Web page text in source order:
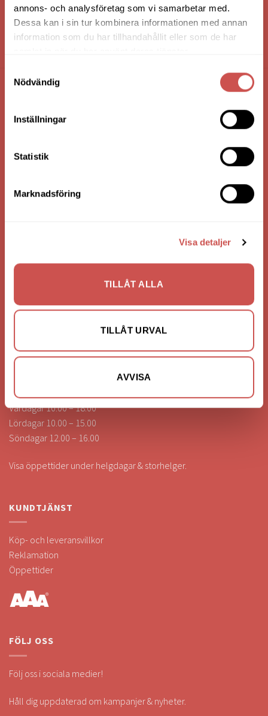
annons- och analysföretag som vi samarbetar med.
Dessa kan i sin tur kombinera informationen med annan
information som du har tillhandahållit eller som de har
Nödvändig
Inställningar
Statistik
Marknadsföring
Visa detaljer
TILLÅT ALLA
TILLÅT URVAL
AVVISA
Nilssons Möbler i Lammhult
363 44 Lammhult
Bankgiro: 275-4836
info@nilssonsilammhult.se
Kundtjänst
Vardagar 10.00 – 18.00
Lördagar 10.00 – 15.00
Söndagar 12.00 – 16.00
Visa öppettider under helgdagar & storhelger.
KUNDTJÄNST
Köp- och leveransvillkor
Reklamation
Öppettider
FÖLJ OSS
Följ oss i sociala medier!
Håll dig uppdaterad om kampanjer & nyheter.